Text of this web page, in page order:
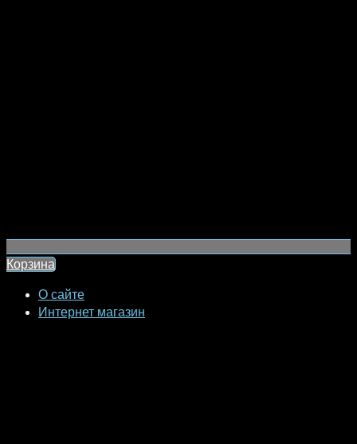
Корзина
О сайте
Интернет магазин